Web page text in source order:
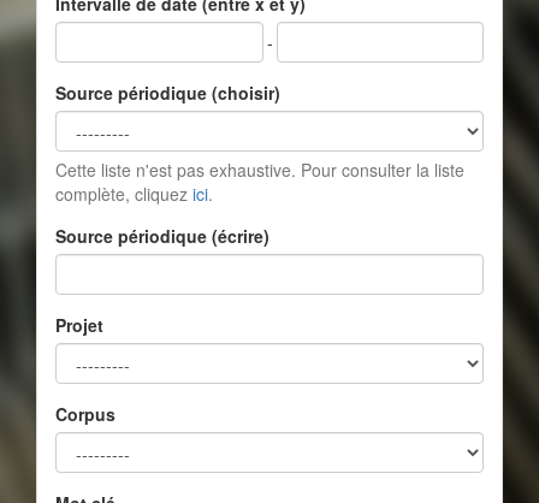
-
Source périodique (choisir)
Cette liste n'est pas exhaustive. Pour consulter la liste
complète, cliquez ici.
Source périodique (écrire)
Projet
Corpus